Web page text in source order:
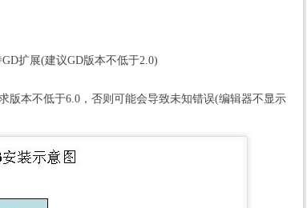
扩展(建议GD版本不低于2.0)
版本不低于6.0，否则可能会导致未知错误(编辑器不显示